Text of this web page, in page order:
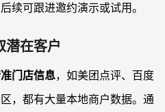
续可跟进邀约演示或试用。
潜在客户
门店信息，如美团点评、百度
，都有大量本地商户数据。通